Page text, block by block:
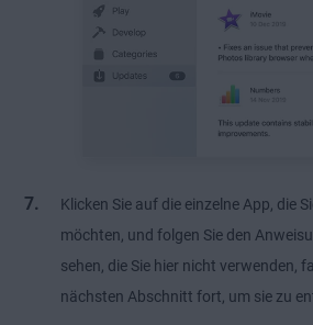
Klicken Sie auf die einzelne App, die
möchten, und folgen Sie den
sehen, die Sie hier nicht verwenden,
nächsten Abschnitt fort, um sie zu